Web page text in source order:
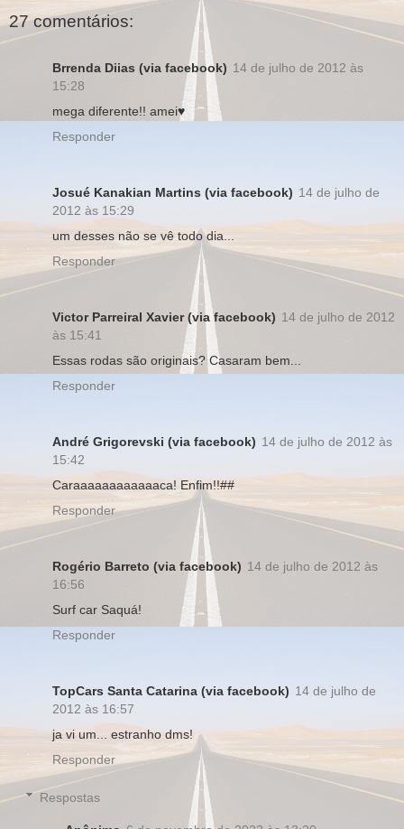
27 comentários:
Brrenda Diias (via facebook) 14 de julho de 2012 às
15:28
mega diferente!! amei♥
Responder
Josué Kanakian Martins (via facebook) 14 de julho de
2012 às 15:29
um desses não se vê todo dia...
Responder
Victor Parreiral Xavier (via facebook) 14 de julho de 2012
às 15:41
Essas rodas são originais? Casaram bem...
Responder
André Grigorevski (via facebook) 14 de julho de 2012 às
15:42
Caraaaaaaaaaaaaca! Enfim!!##
Responder
Rogério Barreto (via facebook) 14 de julho de 2012 às
16:56
Surf car Saquá!
Responder
TopCars Santa Catarina (via facebook) 14 de julho de
2012 às 16:57
ja vi um... estranho dms!
Responder
Respostas